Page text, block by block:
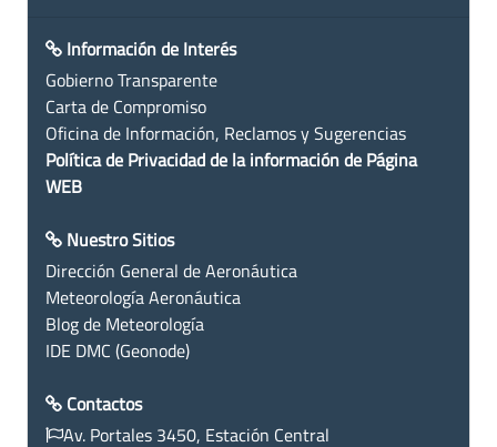
Información de Interés
Gobierno Transparente
Carta de Compromiso
Oficina de Información, Reclamos y Sugerencias
Política de Privacidad de la información de Página
WEB
Nuestro Sitios
Dirección General de Aeronáutica
Meteorología Aeronáutica
Blog de Meteorología
IDE DMC (Geonode)
Contactos
Av. Portales 3450, Estación Central